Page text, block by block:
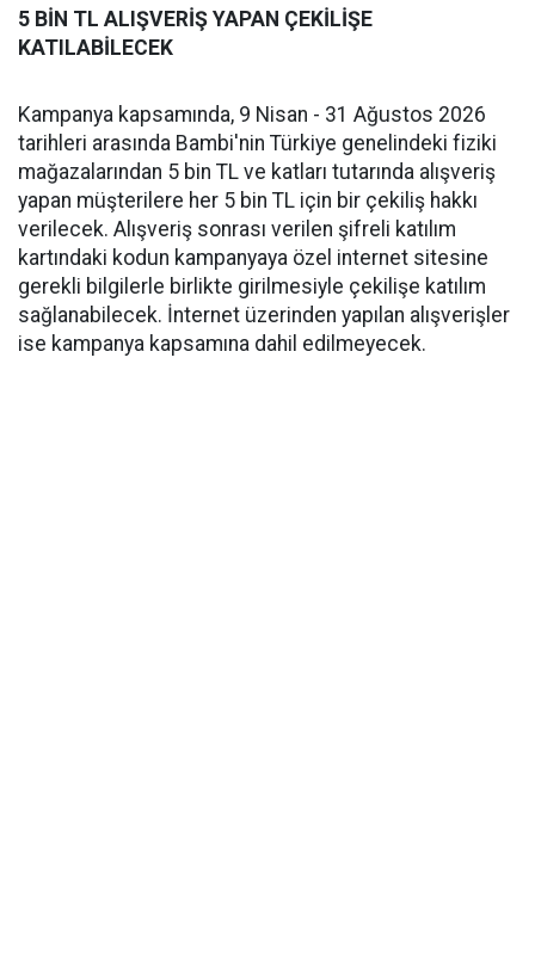
5 BİN TL ALIŞVERİŞ YAPAN ÇEKİLİŞE
KATILABİLECEK
Kampanya kapsamında, 9 Nisan - 31 Ağustos 2026
tarihleri arasında Bambi'nin Türkiye genelindeki fiziki
mağazalarından 5 bin TL ve katları tutarında alışveriş
yapan müşterilere her 5 bin TL için bir çekiliş hakkı
verilecek. Alışveriş sonrası verilen şifreli katılım
kartındaki kodun kampanyaya özel internet sitesine
gerekli bilgilerle birlikte girilmesiyle çekilişe katılım
sağlanabilecek. İnternet üzerinden yapılan alışverişler
ise kampanya kapsamına dahil edilmeyecek.